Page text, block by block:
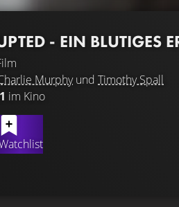
- EIN BLUTIGES
Murphyund Timothy Spall
im Kino